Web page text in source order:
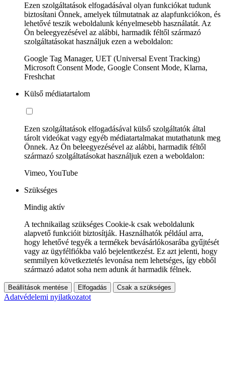
Ezen szolgáltatások elfogadásával olyan funkciókat tudunk
biztosítani Önnek, amelyek túlmutatnak az alapfunkciókon, és
lehetővé teszik weboldalunk kényelmesebb használatát. Az
Ön beleegyezésével az alábbi, harmadik féltől származó
szolgáltatásokat használjuk ezen a weboldalon:
Google Tag Manager, UET (Universal Event Tracking)
Microsoft Consent Mode, Google Consent Mode, Klarna,
Freshchat
Külső médiatartalom
Ezen szolgáltatások elfogadásával külső szolgáltatók által
tárolt videókat vagy egyéb médiatartalmakat mutathatunk meg
Önnek. Az Ön beleegyezésével az alábbi, harmadik féltől
származó szolgáltatásokat használjuk ezen a weboldalon:
Vimeo, YouTube
Szükséges
Mindig aktív
A technikailag szükséges Cookie-k csak weboldalunk
alapvető funkcióit biztosítják. Használhatók például arra,
hogy lehetővé tegyék a termékek bevásárlókosarába gyűjtését
vagy az ügyfélfiókba való bejelentkezést. Ez azt jelenti, hogy
semmilyen következtetés levonása nem lehetséges, így ebből
származó adatot soha nem adunk át harmadik félnek.
Beállítások mentése Elfogadás Csak a szükséges
Adatvédelemi nyilatkozatot